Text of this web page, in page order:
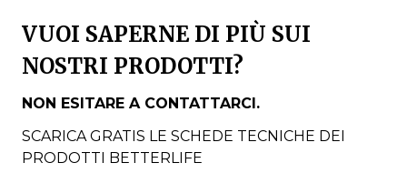
VUOI SAPERNE DI PIÙ SUI
NOSTRI PRODOTTI?
NON ESITARE A CONTATTARCI.
SCARICA GRATIS LE SCHEDE TECNICHE DEI
PRODOTTI BETTERLIFE